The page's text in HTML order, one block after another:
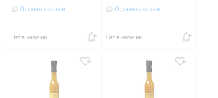
Оставить отзыв
Нет в наличии
Provence, 200 мл
Оставить отзыв
Нет в наличии